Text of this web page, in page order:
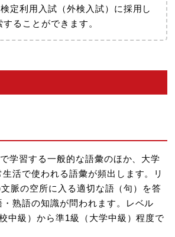
定利用入試（外検入試）に採用し
ることができます。
学習する一般的な語彙のほか、大学
活で使われる語彙が頻出します。リ
脈の空所に入る適切な語（句）を答
熟語の知識が問われます。レベル
中級）から準1級（大学中級）程度で